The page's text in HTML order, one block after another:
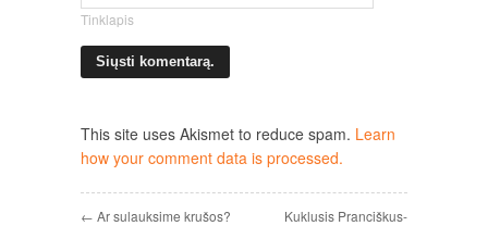
Tinklapis
This site uses Akismet to reduce spam. Learn
how your comment data is processed.
← Ar sulauksime krušos?
Kuklusis Pranciškus-